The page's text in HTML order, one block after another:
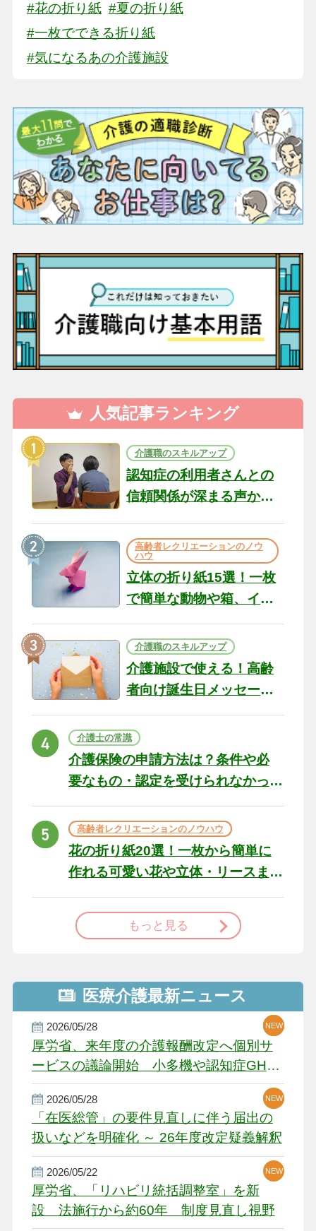
#花の折り紙 #夏の折り紙
#一枚でできる折り紙
#気になるあの介護施設
人気記事ランキング
介護職のスキルアップ
認知症の利用者さんとの
信頼関係が深まる声かけ
の現場から（22）
高齢者レクリエーションのノウ
ハウ
立体の折り紙15選！一枚
で簡単な動物や箱、イン
テリアになる作品まで
介護職のスキルアップ
介護施設で使える！高齢
者向け誕生日メッセージ
の例文と書き方のポイン
ト
介護士の常識
介護保険の申請方法は？条件や必
要なもの・認定を受けられなかっ
た場合の対処法
高齢者レクリエーションのノウハウ
花の折り紙20選！一枚から簡単に
作れる可愛い花や立体・リースま
で
もっと見る
医療介護最新ニュース
2026/05/28
厚労省、来年度の介護報酬改定へ個別サ
ービスの議論開始 小多機や認知症GH、
厳しい経営環境に危機感
NEW
NEW
NEW
2026/05/28
「在医総管」の要件見直しに伴う届出の
扱いなどを明確化 ～ 26年度改定疑義解釈
NEW
NEW
2026/05/22
厚労省、「リハビリ統括調整室」を新
設 法施行から約60年 制度見直し視野
NEW